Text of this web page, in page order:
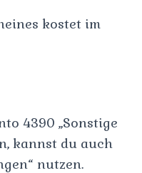
kostet im
4390 „Sonstige
kannst du auch
nutzen.